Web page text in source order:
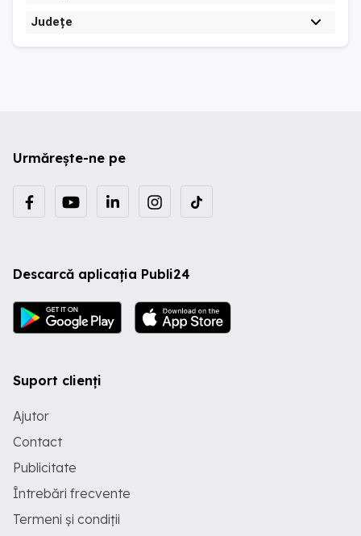
Județe
Urmărește-ne pe
Descarcă aplicația Publi24
Suport clienți
Ajutor
Contact
Publicitate
Întrebări frecvente
Termeni și condiții